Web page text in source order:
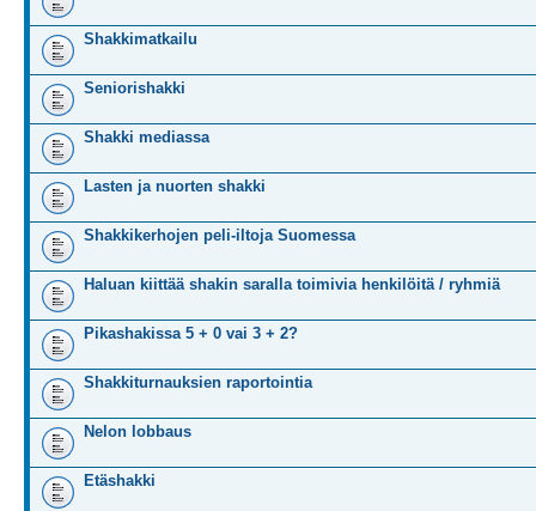
Shakkimatkailu
Seniorishakki
Shakki mediassa
Lasten ja nuorten shakki
Shakkikerhojen peli-iltoja Suomessa
Haluan kiittää shakin saralla toimivia henkilöitä / ryhmiä
Pikashakissa 5 + 0 vai 3 + 2?
Shakkiturnauksien raportointia
Nelon lobbaus
Etäshakki